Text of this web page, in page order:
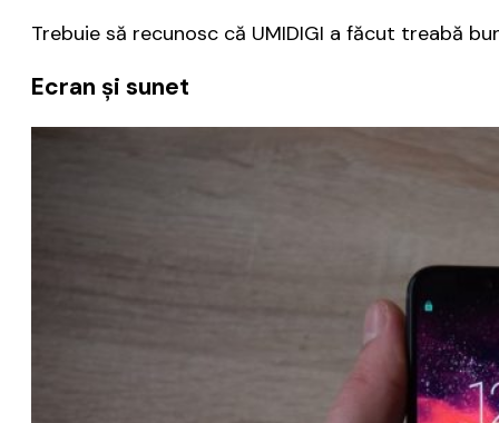
Trebuie să recunosc că UMIDIGI a făcut treabă
Ecran şi sunet